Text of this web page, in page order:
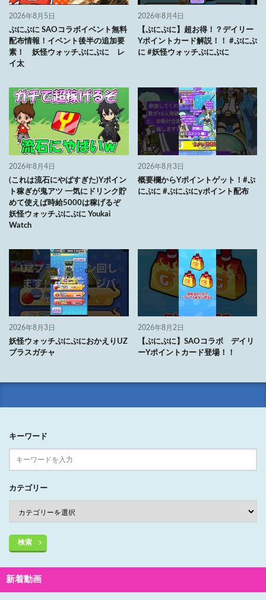
2026年8月5日
ぷにぷに SAOコラボイベント無料
配布情報！イベント後半の追加要
素！ 妖怪ウォッチぷにぷに レ
イ太
2026年8月4日
【ぷにぷに】超お得！？デイリー
Yポイントカード解説！！ #ぷにぷ
に #妖怪ウォッチぷにぷに
2026年8月4日
(これは流石にやばすぎた)Yポイン
ト稼ぎが鬼アツ 一気にドリンク貯
めて使えば時給5000は稼げるぞ
妖怪ウォッチぷにぷに Youkai
Watch
2026年8月3日
概要欄からYポイントゲット！#ぷ
にぷに #ぷにぷにyポイント配布
2026年8月3日
妖怪ウォッチぷにぷにおかえりUZ
プラスガチャ
2026年8月2日
【ぷにぷに】SAOコラボ デイリ
ーYポイントカード登場！！
キーワード
カテゴリー
検索
新着動画